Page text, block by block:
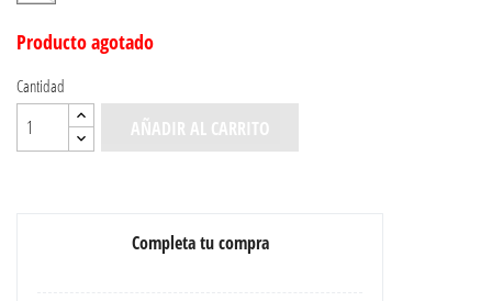
Producto agotado
Cantidad
AÑADIR AL CARRITO
Completa tu compra